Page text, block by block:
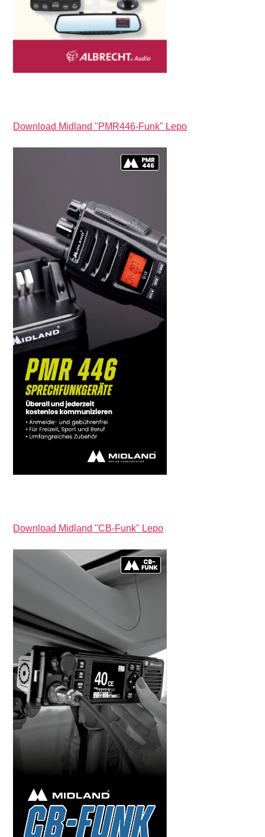
Download Midland "PMR446-Funk" Lepo
Download Midland "CB-Funk" Lepo